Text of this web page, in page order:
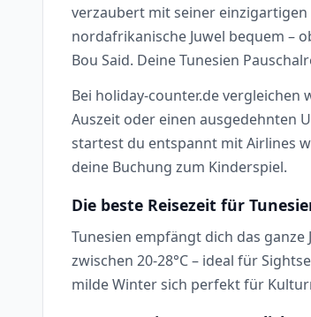
verzaubert mit seiner einzigartigen
nordafrikanische Juwel bequem –
Bou Said. Deine Tunesien
Bei holiday-counter.de vergleichen
Auszeit oder einen ausgedehnten
startest du entspannt mit Airlines
deine Buchung zum Kinderspiel.
Die beste Reisezeit für
Tunesien empfängt dich das
zwischen 20-28°C – ideal für
milde Winter sich perfekt für